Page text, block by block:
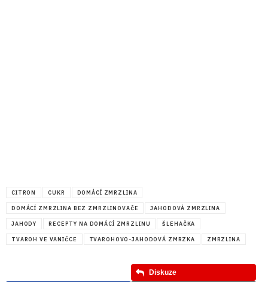
CITRON CUKR DOMÁCÍ ZMRZLINA
DOMÁCÍ ZMRZLINA BEZ ZMRZLINOVAČE JAHODOVÁ ZMRZLINA
JAHODY RECEPTY NA DOMÁCÍ ZMRZLINU ŠLEHAČKA
TVAROH VE VANIČCE TVAROHOVO-JAHODOVÁ ZMRZKA ZMRZLINA
Diskuze